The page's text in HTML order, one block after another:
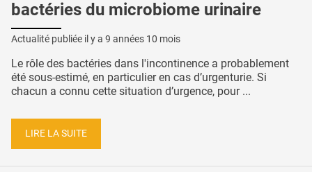
bactéries du microbiome urinaire
Actualité publiée il y a 9 années 10 mois
Le rôle des bactéries dans l'incontinence a probablement
été sous-estimé, en particulier en cas d’urgenturie. Si
chacun a connu cette situation d’urgence, pour ...
LIRE LA SUITE